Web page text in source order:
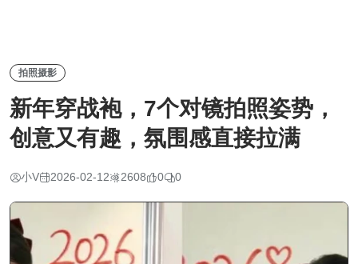
拍照摄影
新年穿战袍，7个对镜拍照姿势，
创意又有趣，氛围感直接拉满
小V 2026-02-12 2608 0 0